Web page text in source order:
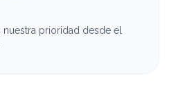
nuestra prioridad desde el